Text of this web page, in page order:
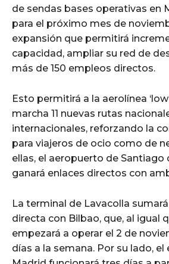
de sendas bases operativas en
para el próximo mes de
expansión que permitirá
capacidad, ampliar su red de
más de 150 empleos directos.
Esto permitirá a la aerolínea
marcha 11 nuevas rutas
internacionales, reforzando la
para viajeros de ocio como de
ellas, el aeropuerto de
ganará enlaces directos con
La terminal de Lavacolla
directa con Bilbao, que, al igual
empezará a operar el 2 de
días a la semana. Por su lado, el